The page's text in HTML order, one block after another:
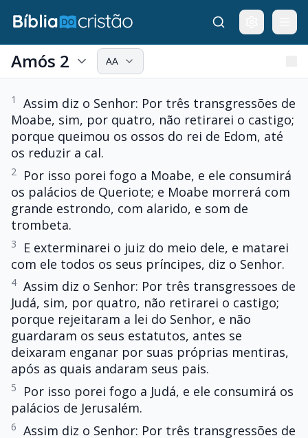
Amós 2 AA
1
Assim diz o Senhor: Por três transgressões de
Moabe, sim, por quatro, não retirarei o castigo;
porque queimou os ossos do rei de Edom, até
os reduzir a cal.
2
Por isso porei fogo a Moabe, e ele consumirá
os palácios de Queriote; e Moabe morrerá com
grande estrondo, com alarido, e som de
trombeta.
3
E exterminarei o juiz do meio dele, e matarei
com ele todos os seus príncipes, diz o Senhor.
4 Assim diz o Senhor: Por três transgressoes de
Judá, sim, por quatro, não retirarei o castigo;
porque rejeitaram a lei do Senhor, e não
guardaram os seus estatutos, antes se
deixaram enganar por suas próprias mentiras,
após as quais andaram seus pais.
5
Por isso porei fogo a Judá, e ele consumirá os
palácios de Jerusalém.
6 Assim diz o Senhor: Por três transgressões de